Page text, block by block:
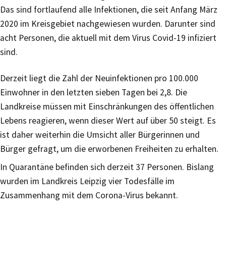
Das sind fortlaufend alle Infektionen, die seit Anfang März
2020 im Kreisgebiet nachgewiesen wurden. Darunter sind
acht Personen, die aktuell mit dem Virus Covid-19 infiziert
sind.
Derzeit liegt die Zahl der Neuinfektionen pro 100.000
Einwohner in den letzten sieben Tagen bei 2,8. Die
Landkreise müssen mit Einschränkungen des öffentlichen
Lebens reagieren, wenn dieser Wert auf über 50 steigt. Es
ist daher weiterhin die Umsicht aller Bürgerinnen und
Bürger gefragt, um die erworbenen Freiheiten zu erhalten.
In Quarantäne befinden sich derzeit 37 Personen. Bislang
wurden im Landkreis Leipzig vier Todesfälle im
Zusammenhang mit dem Corona-Virus bekannt.